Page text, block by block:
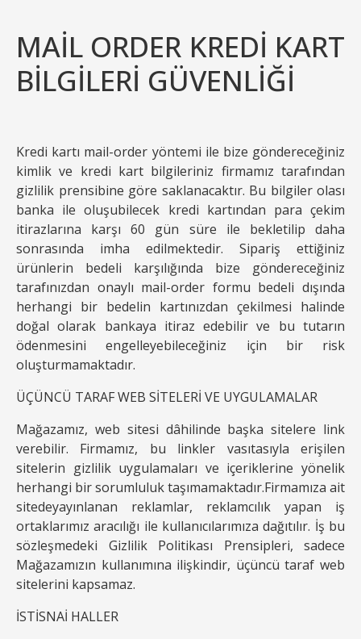
MAİL ORDER KREDİ KART
BİLGİLERİ GÜVENLİĞİ
Kredi kartı mail-order yöntemi ile bize göndereceğiniz
kimlik ve kredi kart bilgileriniz firmamız tarafından
gizlilik prensibine göre saklanacaktır. Bu bilgiler olası
banka ile oluşubilecek kredi kartından para çekim
itirazlarına karşı 60 gün süre ile bekletilip daha
sonrasında imha edilmektedir. Sipariş ettiğiniz
ürünlerin bedeli karşılığında bize göndereceğiniz
tarafınızdan onaylı mail-order formu bedeli dışında
herhangi bir bedelin kartınızdan çekilmesi halinde
doğal olarak bankaya itiraz edebilir ve bu tutarın
ödenmesini engelleyebileceğiniz için bir risk
oluşturmamaktadır.
ÜÇÜNCÜ TARAF WEB SİTELERİ VE UYGULAMALAR
Mağazamız, web sitesi dâhilinde başka sitelere link
verebilir. Firmamız, bu linkler vasıtasıyla erişilen
sitelerin gizlilik uygulamaları ve içeriklerine yönelik
herhangi bir sorumluluk taşımamaktadır.Firmamıza ait
sitedeyayınlanan reklamlar, reklamcılık yapan iş
ortaklarımız aracılığı ile kullanıcılarımıza dağıtılır. İş bu
sözleşmedeki Gizlilik Politikası Prensipleri, sadece
Mağazamızın kullanımına ilişkindir, üçüncü taraf web
sitelerini kapsamaz.
İSTİSNAİ HALLER